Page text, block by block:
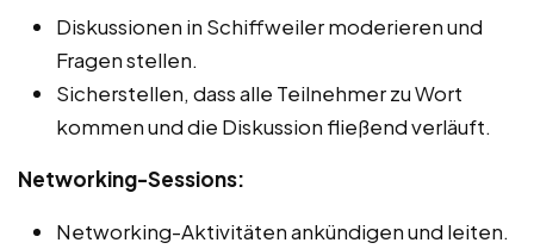
Diskussionen in Schiffweiler moderieren und
Fragen stellen.
Sicherstellen, dass alle Teilnehmer zu Wort
kommen und die Diskussion fließend verläuft.
Networking-Sessions:
Networking-Aktivitäten ankündigen und leiten.